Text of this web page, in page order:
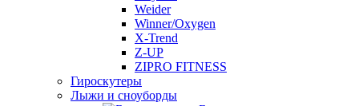
Weider
Winner/Oxygen
X-Trend
Z-UP
ZIPRO FITNESS
Гироскутеры
Лыжи и сноуборды